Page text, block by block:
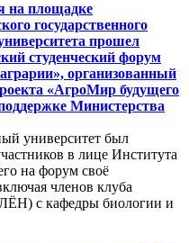
на площадке
государственного
прошел
студенческий форум
организованный
«АгроМир будущего
Министерства
университет был
в лице Института
на форум своё
членов клуба
с кафедры биологии и